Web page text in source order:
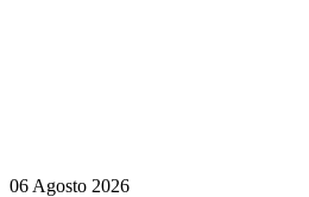
06 Agosto 2026